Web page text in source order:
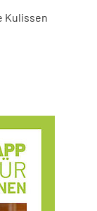
Kulissen